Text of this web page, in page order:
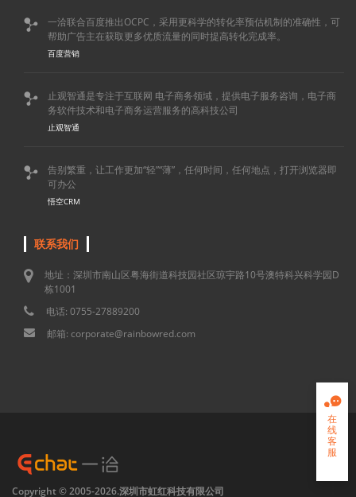

一洽联合百度推出OCPC，采用更科学的转化率预估机制的准确性，可
帮助广告主在获取更多优质流量的同时提高转化完成率。
百度营销

止观智通是专注于互联网 电子商务领域，提供电子服务咨询，电子商
务软件技术和电子商务运营服务的高科技公司
止观智通

告别繁重，让工作更加“轻”“薄”，任何时间，任何地点，打开浏览器即
可办公
悟空CRM
联系我们
地址：深圳市南山区粤海街道科技园社区琼宇路10号澳特科兴科学园D
栋1001
电话: 0755-27889200
邮箱: corporate@rainbowred.com

在
线
客
服
Copyright © 2005-2026.深圳市虹红科技有限公司